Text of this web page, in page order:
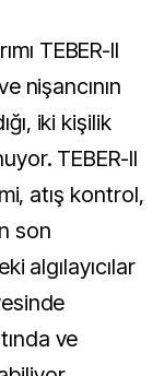
TEBER-II
nişancının
iki kişilik
TEBER-II
atış kontrol,
son
algılayıcılar
ve